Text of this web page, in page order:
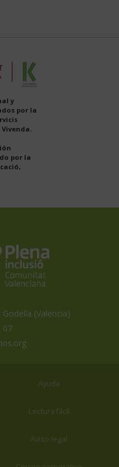
y
por la
por la
(Valencia)
07
Ayuda
Lectura fácil
Aviso legal